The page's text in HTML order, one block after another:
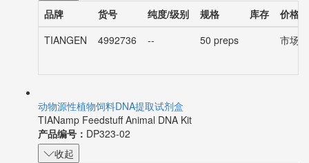
品牌
货号 纯度/级别 规格 库存
价格
TIANGEN
4992736 -- 50 preps 市场
动物源性植物饲料DNA提取试剂盒
TIANamp Feedstuff Animal DNA Kit
产品编号： DP323-02
收起